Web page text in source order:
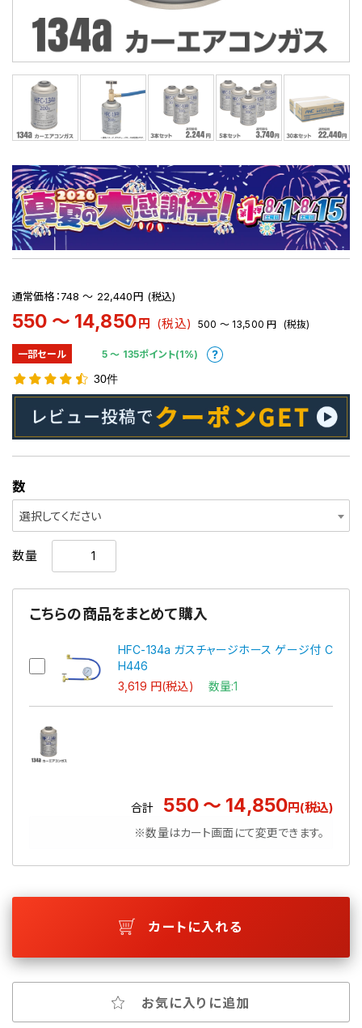
通常価格：748 ～ 22,440円 (税込)
550 ～ 14,850円 (税込) 500 ～ 13,500 円 (税抜)
一部セール 5 〜 135ポイント(1%)
30件
数
選択してください
数量
こちらの商品をまとめて購入
HFC-134a ガスチャージホース ゲージ付 C
H446
3,619 円(税込) 数量:1
合計 550 ～ 14,850円(税込)
※数量はカート画面にて変更できます。
カートに入れる
お気に入りに追加